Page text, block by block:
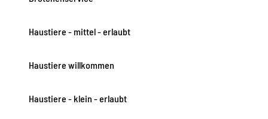
Haustiere - mittel - erlaubt
Haustiere willkommen
Haustiere - klein - erlaubt